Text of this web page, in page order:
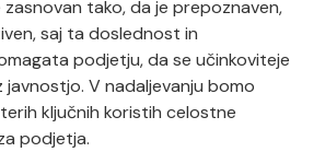
zasnovan tako, da je prepoznaven,
saj ta doslednost in
podjetju, da se učinkoviteje
javnostjo. V nadaljevanju bomo
ključnih koristih celostne
podjetja.